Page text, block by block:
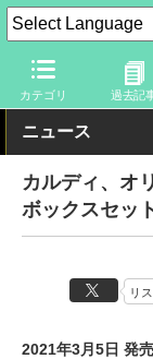
カテゴリ 過去記
トラベル Watch 旅
ニュース
カルディ、オ
ボックスセット
リ
2021年3月5日 発売